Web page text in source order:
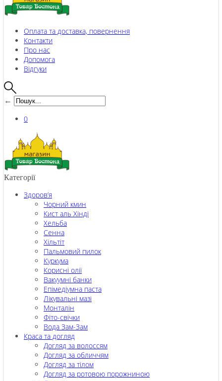
Оплата та доставка, повернення
Контакти
Про нас
Допомога
Відгуки
←
0
Категорії
Здоров’я
Чорний кмин
Кист аль Хінді
Хельба
Сенна
Хільтіт
Пальмовий пилок
Куркума
Корисні олії
Вакуумні банки
Епімедіумна паста
Лікувальні мазі
Монталін
Фіто-свічки
Вода Зам-Зам
Краса та догляд
Догляд за волоссям
Догляд за обличчям
Догляд за тілом
Догляд за ротовою порожниною